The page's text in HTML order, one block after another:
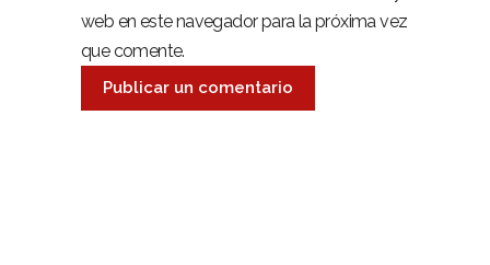
web en este navegador para la próxima vez
que comente.